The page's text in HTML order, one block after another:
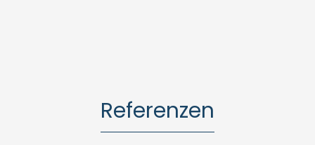
Referenzen